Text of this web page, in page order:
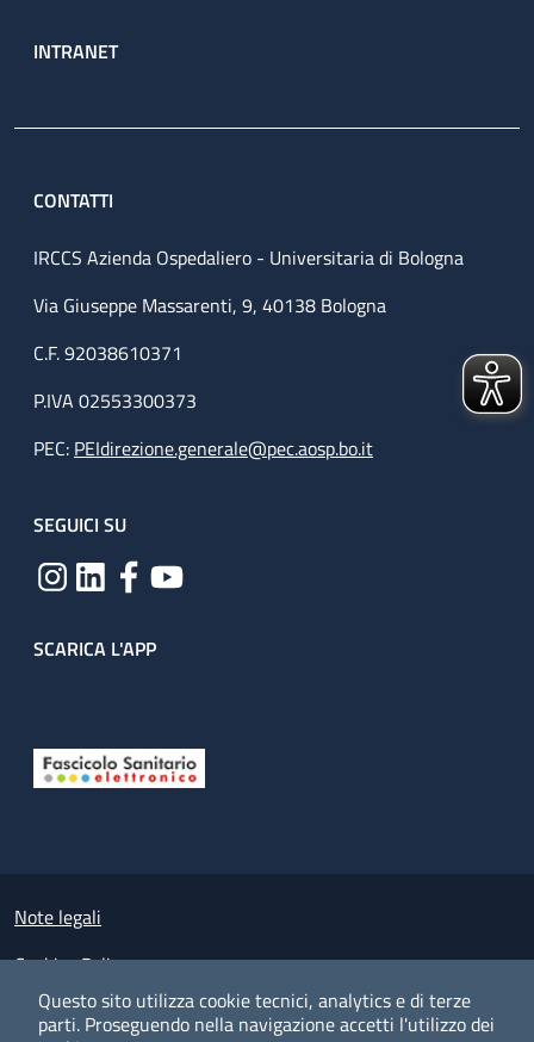
Questo sito utilizza cookie tecnici, analytics e di terze
parti. Proseguendo nella navigazione accetti l'utilizzo dei
INTRANET
CONTATTI
IRCCS Azienda Ospedaliero - Universitaria di Bologna
Via Giuseppe Massarenti, 9, 40138 Bologna
C.F. 92038610371
P.IVA 02553300373
PEC: PEIdirezione.generale@pec.aosp.bo.it
SEGUICI SU
SCARICA L'APP
Small prints
Note legali
Cookies Policy
Policy privacy e protezione del dato personale